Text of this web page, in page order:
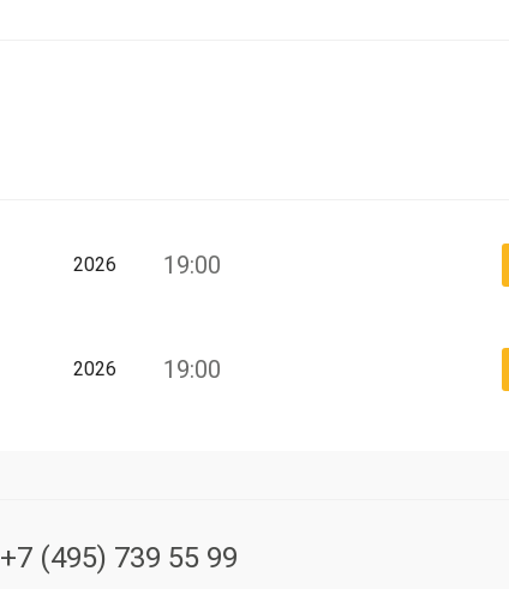
2026 19:00
2026 19:00
+7 (495) 739 55 99